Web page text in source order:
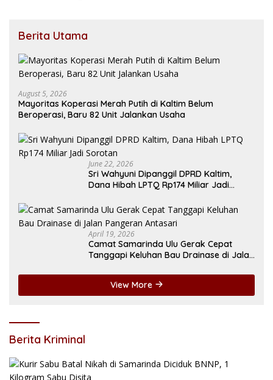
Berita Utama
August 5, 2026
Mayoritas Koperasi Merah Putih di Kaltim Belum
Beroperasi, Baru 82 Unit Jalankan Usaha
June 22, 2026
Sri Wahyuni Dipanggil DPRD Kaltim,
Dana Hibah LPTQ Rp174 Miliar Jadi
April 19, 2026
Camat Samarinda Ulu Gerak Cepat
Tanggapi Keluhan Bau Drainase di Jalan
View More
Berita Kriminal